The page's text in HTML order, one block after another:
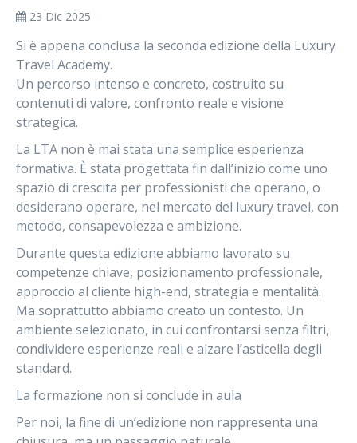
23 Dic 2025
Si è appena conclusa la seconda edizione della Luxury
Travel Academy.
Un percorso intenso e concreto, costruito su
contenuti di valore, confronto reale e visione
strategica.
La LTA non è mai stata una semplice esperienza
formativa. È stata progettata fin dall’inizio come uno
spazio di crescita per professionisti che operano, o
desiderano operare, nel mercato del luxury travel, con
metodo, consapevolezza e ambizione.
Durante questa edizione abbiamo lavorato su
competenze chiave, posizionamento professionale,
approccio al cliente high-end, strategia e mentalità.
Ma soprattutto abbiamo creato un contesto. Un
ambiente selezionato, in cui confrontarsi senza filtri,
condividere esperienze reali e alzare l’asticella degli
standard.
La formazione non si conclude in aula
Per noi, la fine di un’edizione non rappresenta una